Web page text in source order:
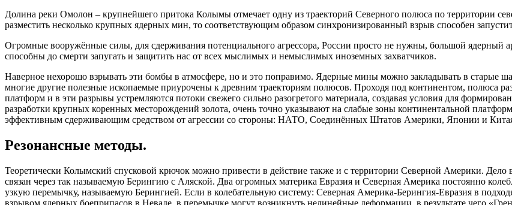
Долина реки Омолон – крупнейшего притока Колымы отмечает одну из траекторий Северного полюса по территории
разместить несколько крупных ядерных мин, то соответствующим образом синхронизированный взрыв способен
Огромные вооружённые силы, для сдерживания потенциального агрессора, России просто не нужны, большой ядерный
способны до смерти запугать и защитить нас от всех мыслимых и немыслимых иноземных захватчиков.
Наверное нехорошо взрывать эти бомбы в атмосфере, но и это поправимо. Ядерные мины можно закладывать в старые
многие другие полезные ископаемые приурочены к древним траекториям полюсов. Проходя под континентом, полюса
платформ и в эти разрывы устремляются потоки свежего сильно разогретого материала, создавая условия для
разработки крупных коренных месторождений золота, очень точно указывают на слабые зоны континентальной
эффективным сдерживающим средством от агрессии со стороны: НАТО, Соединённых Штатов Америки, Японии и
Резонансные методы.
Теоретически Колымский спусковой крючок можно привести в действие также и с территории Северной Америки.
связан через так называемую Берингию с Аляской. Два огромных материка Евразия и Северная Америка постоянно
узкую перемычку, называемую Берингией. Если в колебательную систему: Северная Америка-Берингия-Евразия в